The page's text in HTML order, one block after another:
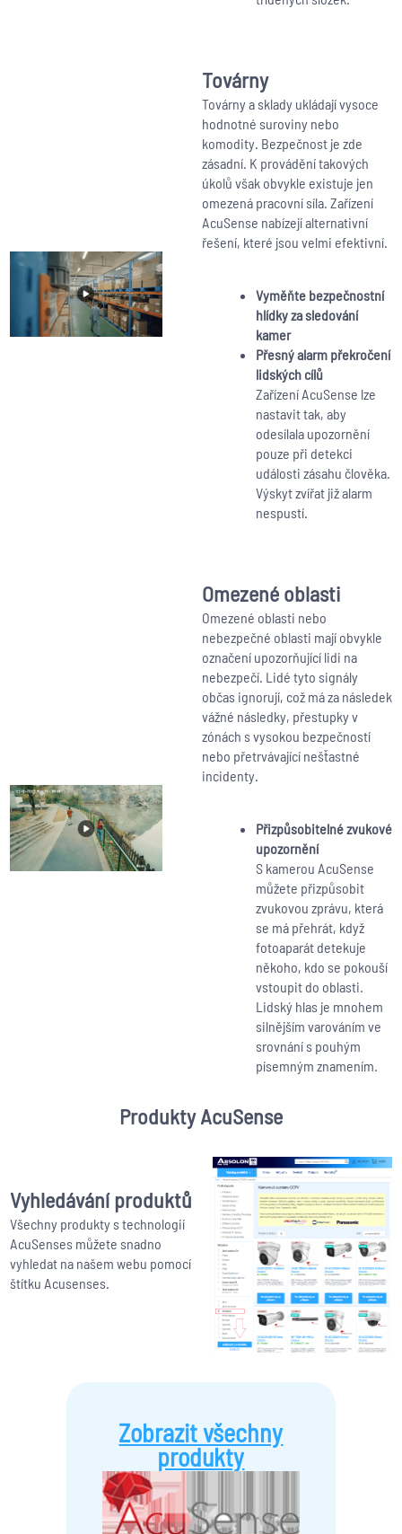
Továrny
Továrny a sklady ukládají vysoce
hodnotné suroviny nebo
komodity. Bezpečnost je zde
zásadní. K provádění takových
úkolů však obvykle existuje jen
omezená pracovní síla. Zařízení
AcuSense nabízejí alternativní
řešení, které jsou velmi efektivní.
Vyměňte bezpečnostní
hlídky za sledování
kamer
Přesný alarm překročení
lidských cílů
Zařízení AcuSense lze
nastavit tak, aby
odesílala upozornění
pouze při detekci
události zásahu člověka.
Výskyt zvířat již alarm
nespustí.
Omezené oblasti
Omezené oblasti nebo
nebezpečné oblasti mají obvykle
označení upozorňující lidi na
nebezpečí. Lidé tyto signály
občas ignorují, což má za následek
vážné následky, přestupky v
zónách s vysokou bezpečností
nebo přetrvávající nešťastné
incidenty.
Přizpůsobitelné zvukové
upozornění
S kamerou AcuSense
můžete přizpůsobit
zvukovou zprávu, která
se má přehrát, když
fotoaparát detekuje
někoho, kdo se pokouší
vstoupit do oblasti.
Lidský hlas je mnohem
silnějším varováním ve
srovnání s pouhým
písemným znamením.
Produkty AcuSense
Vyhledávání produktů
Všechny produkty s technologií
AcuSenses můžete snadno
vyhledat na našem webu pomocí
štítku Acusenses.
Zobrazit všechny
produkty